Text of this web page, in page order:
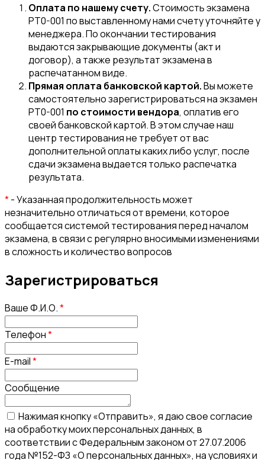
Оплата по нашему счету.Стоимость экзамена
PT0-001 по выставленному нами счету уточняйте у
менеджера. По окончании тестирования
выдаются закрывающие документы (акт и
договор), а также результат экзамена в
распечатанном виде.
Прямая оплата банковской картой.Вы можете
самостоятельно зарегистрироваться на экзамен
PT0-001 по стоимости вендора, оплатив его
своей банковской картой. В этом случае наш
центр тестирования не требует от вас
дополнительной оплаты каких либо услуг, после
сдачи экзамена выдается только распечатка
результата.
*- Указанная продолжительность может
незначительно отличаться от времени, которое
сообщается системой тестирования перед началом
экзамена, в связи с регулярно вносимыми изменениями
в сложность и количество вопросов
Зарегистрироваться
Ваше Ф.И.О.*
Телефон*
E-mail*
Сообщение
Нажимая кнопку «Отправить», я даю свое согласие
на обработку моих персональных данных, в
соответствии с Федеральным законом от 27.07.2006
года №152-ФЗ «О персональных данных», на условиях и